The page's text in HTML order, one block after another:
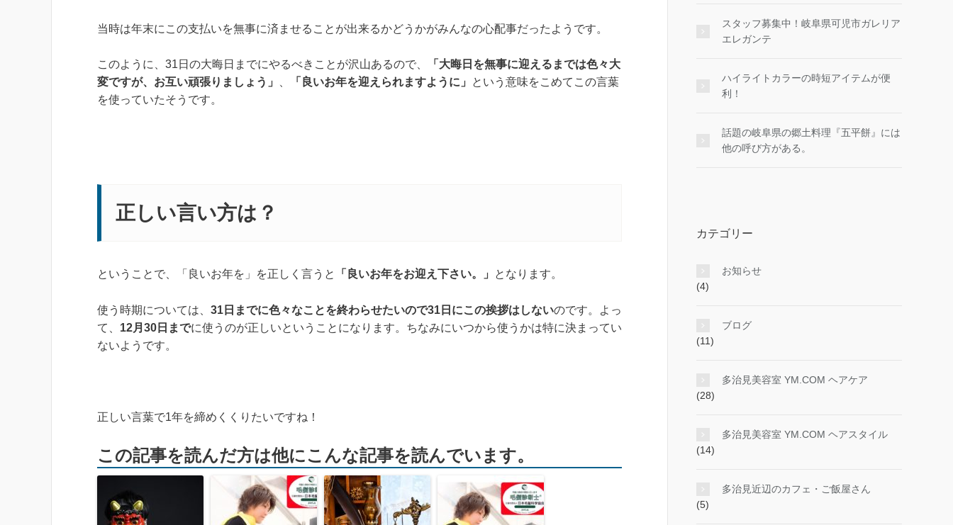
当時は年末にこの支払いを無事に済ませることが出来るかどうかがみんなの心配事だったようです。
このように、31日の大晦日までにやるべきことが沢山あるので、
「大晦日を無事に迎えるまでは色々大
変ですが、お互い頑張りましょう」
「良いお年を迎えられますように」
という意味をこめてこの言葉
を使っていたそうです。
正しい言い方は？
ということで、「良いお年を」を正しく言うと 「良いお年をお迎え下さい。」 となります。
使う時期については、 31日までに色々なことを終わらせたいので31日にこの挨拶はしないのです。よっ
て、 12月30日までに使うのが正しいということになります。ちなみにいつから使うかは特に決まってい
ないようです。
正しい言葉で1年を締めくくりたいですね！
この記事を読んだ方は他にこんな記事を読んでいます。
スタッフ募集中！岐阜県可児市ガレリア
エレガンテ
ハイライトカラーの時短アイテムが便
利！
話題の岐阜県の郷土料理『五平餅』には
他の呼び方がある。
カテゴリー
お知らせ
(4)
ブログ
(11)
多治見美容室 YM.COM ヘアケア
(28)
多治見美容室 YM.COM ヘアスタイル
(14)
多治見近辺のカフェ・ご飯屋さん
(5)